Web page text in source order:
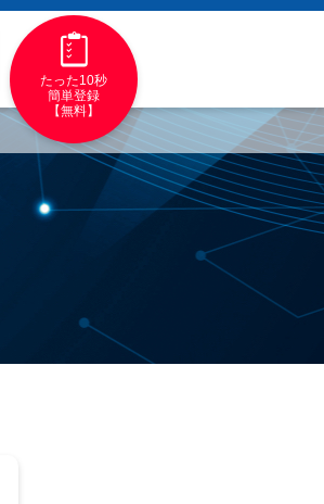
たった10秒
簡単登録
【無料】